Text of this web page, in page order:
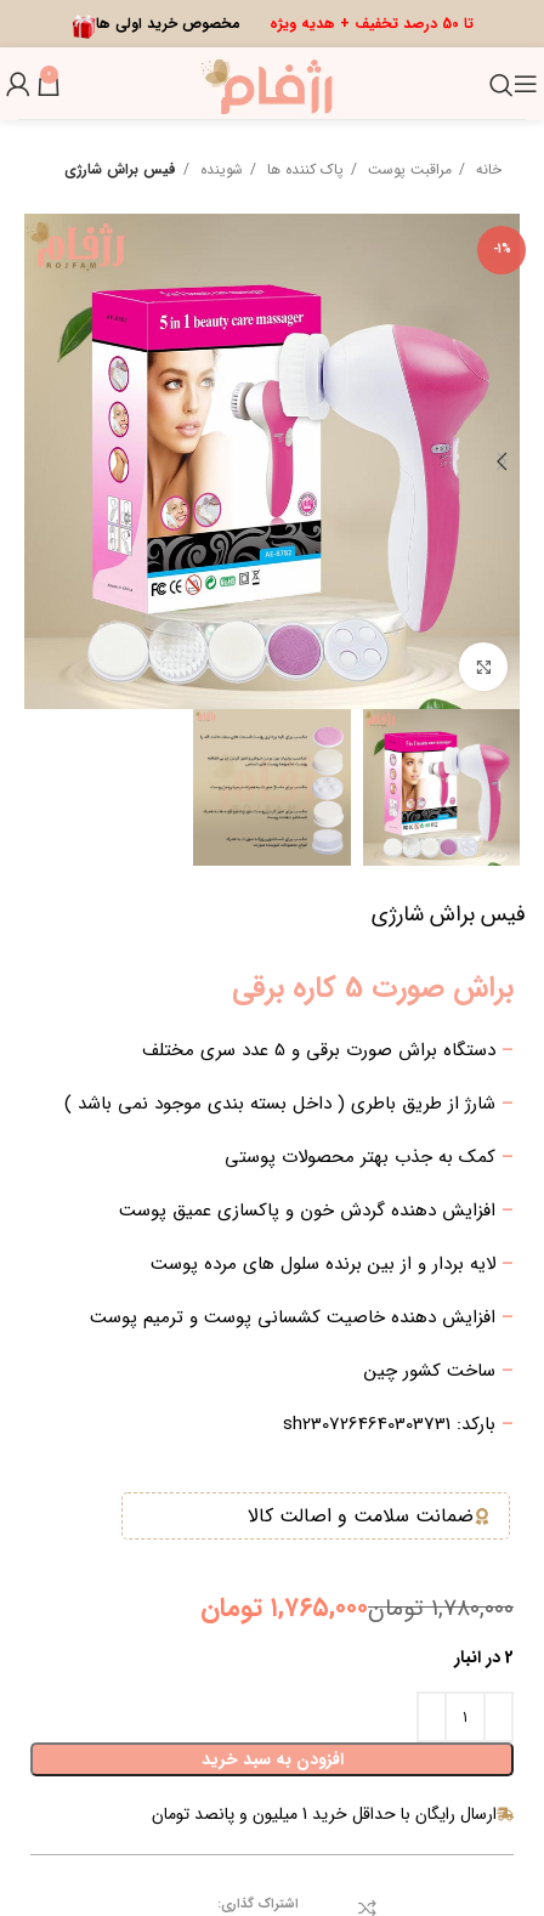
تا 50 درصد تخفیف + هدیه ویژه مخصوص خرید اولی ها
0
خانه مراقبت پوست پاک کننده ها شوینده فیس براش شارژی
-1%
برای بزرگنمایی کلیک کنید
فیس براش شارژی
براش صورت 5 کاره برقی
– دستگاه براش صورت برقی و 5 عدد سری مختلف
– شارژ از طریق باطری ( داخل بسته بندی موجود نمی باشد )
– کمک به جذب بهتر محصولات پوستی
– افزایش دهنده گردش خون و پاکسازی عمیق پوست
– لایه بردار و از بین برنده سلول های مرده پوست
– افزایش دهنده خاصیت کشسانی پوست و ترمیم پوست
– ساخت کشور چین
– بارکد: sh2307264640303731
ضمانت سلامت و اصالت کالا
۱,۷۸۰,۰۰۰ تومان۱,۷۶۵,۰۰۰ تومان
2 در انبار
افزودن به سبد خرید
ارسال رایگان با حداقل خرید 1 میلیون و پانصد تومان
اشتراک گذاری: